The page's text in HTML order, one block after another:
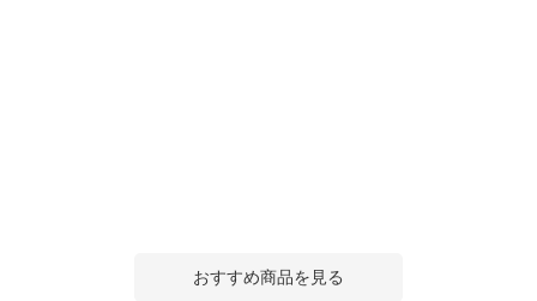
おすすめ商品を見る